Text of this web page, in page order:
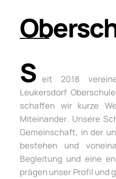
S eit 2018
Leukersdorf
schaffen wir kurze
Miteinander. Unsere
Gemeinschaft, in der
bestehen und
Begleitung und eine
prägen unser Profil und